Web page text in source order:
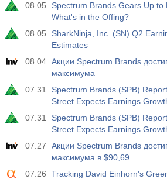
08.05
Spectrum Brands Gears Up to
What's in the Offing?
08.05
SharkNinja, Inc. (SN) Q2
Estimates
08.04 Акции Spectrum Brands
максимума
07.31
Spectrum Brands (SPB)
Street Expects Earnings
07.31
Spectrum Brands (SPB)
Street Expects Earnings
07.27
Акции Spectrum Brands
максимума в $90,69
07.26
Tracking David Einhorn's